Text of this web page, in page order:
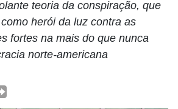
teoria da conspiração, que
herói da luz contra as
fortes na mais do que nunca
norte-americana